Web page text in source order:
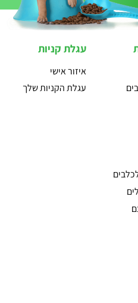
עגלת קניות
איזור אישי
עגלת הקניות שלך